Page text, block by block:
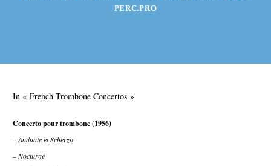
PERC.PRO
In « French Trombone Concertos »
Concerto pour trombone (1956)
– Andante et Scherzo
– Nocturne